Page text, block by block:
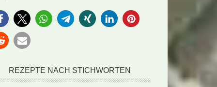
REZEPTE NACH STICHWORTEN